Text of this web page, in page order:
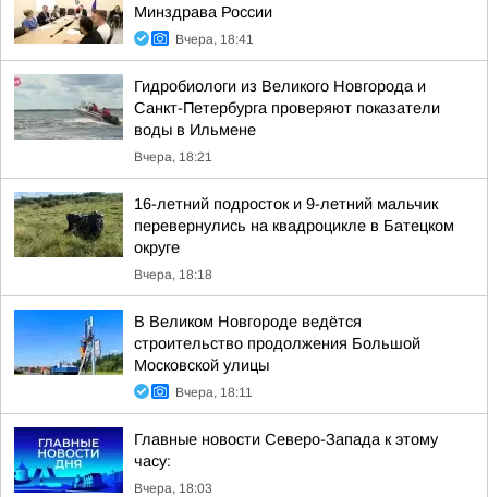
Минздрава России
Вчера, 18:41
Гидробиологи из Великого Новгорода и
Санкт-Петербурга проверяют показатели
воды в Ильмене
Вчера, 18:21
16-летний подросток и 9-летний мальчик
перевернулись на квадроцикле в Батецком
округе
Вчера, 18:18
В Великом Новгороде ведётся
строительство продолжения Большой
Московской улицы
Вчера, 18:11
Главные новости Северо-Запада к этому
часу:
Вчера, 18:03